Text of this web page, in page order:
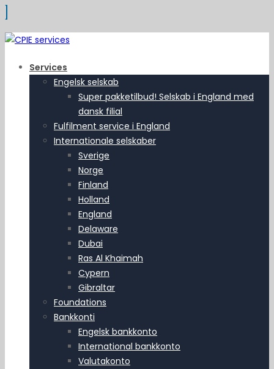
Services
Engelsk selskab
Super pakketilbud! Selskab i England med
dansk filial
Fulfilment service i England
Internationale selskaber
Sverige
Norge
Finland
Holland
England
Delaware
Dubai
Ras Al Khaimah
Cypern
Gibraltar
Foundations
Bankkonti
Engelsk bankkonto
International bankkonto
Valutakonto